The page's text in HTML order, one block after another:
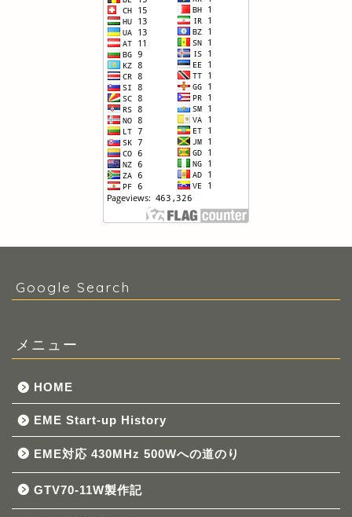
Google Search
メニュー
HOME
EME Start-up History
EME対応 430MHz 500Wへの道のり
GTV70-11W製作記